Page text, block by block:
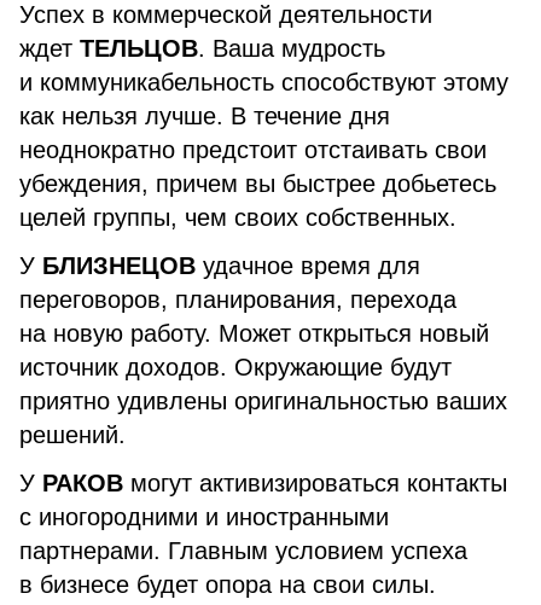
Успех в коммерческой деятельности
ждет ТЕЛЬЦОВ. Ваша мудрость
и коммуникабельность способствуют этому
как нельзя лучше. В течение дня
неоднократно предстоит отстаивать свои
убеждения, причем вы быстрее добьетесь
целей группы, чем своих собственных.
У БЛИЗНЕЦОВ удачное время для
переговоров, планирования, перехода
на новую работу. Может открыться новый
источник доходов. Окружающие будут
приятно удивлены оригинальностью ваших
решений.
У РАКОВ могут активизироваться контакты
с иногородними и иностранными
партнерами. Главным условием успеха
в бизнесе будет опора на свои силы.